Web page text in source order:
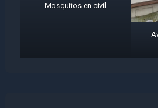
Mosquitos en civil